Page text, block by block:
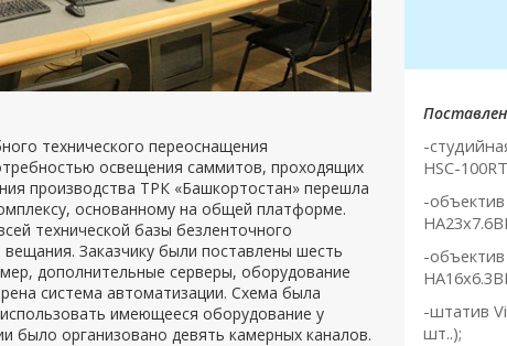
технического переоснащения
освещения саммитов, проходящих
производства ТРК «Башкортостан» перешла
основанному на общей платформе.
технической базы безленточного
Заказчику были поставлены шесть
дополнительные серверы, оборудование
система автоматизации. Схема была
имеющееся оборудование у
было организовано девять камерных каналов.
-
HSC-
-объектив
HA23x7.6
-объектив
HA16x6.3
-штатив
шт..);